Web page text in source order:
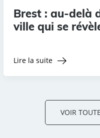
Brest : au-delà
ville qui se
Lire la suite
VOIR